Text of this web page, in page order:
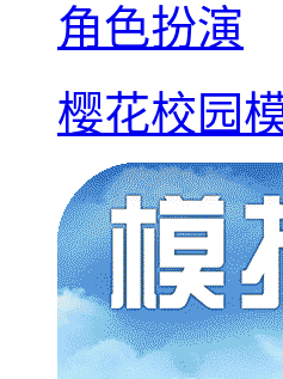
角色扮演
樱花校园